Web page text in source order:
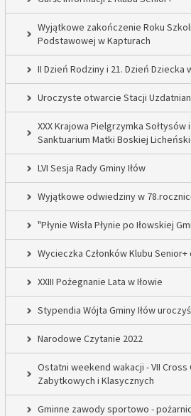
Wyjątkowe zakończenie Roku
Podstawowej w Kapturach
II Dzień Rodziny i 21. Dzień Dziecka
Uroczyste otwarcie Stacji
XXX Krajowa Pielgrzymka
Sanktuarium Matki Boskiej
LVI Sesja Rady Gminy Iłów
Wyjątkowe odwiedziny w
"Płynie Wisła Płynie po Iłowskiej
Wycieczka Członków Klubu Senior+
XXIII Pożegnanie Lata w Iłowie
Stypendia Wójta Gminy Iłów
Narodowe Czytanie 2022
Ostatni weekend wakacji - VII
Zabytkowych i Klasycznych
Gminne zawody sportowo -